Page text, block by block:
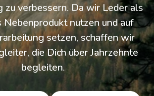
verbessern. Da wir Leder als
nutzen und auf
setzen, schaffen wir
die Dich über Jahrzehnte
begleiten.